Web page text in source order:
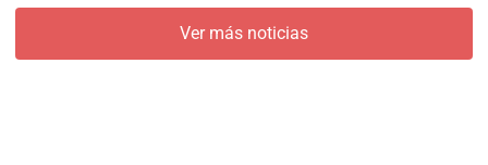
Ver más noticias